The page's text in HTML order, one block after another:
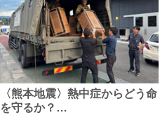
〈熊本地震〉熱中症からどう命
を守るか？…